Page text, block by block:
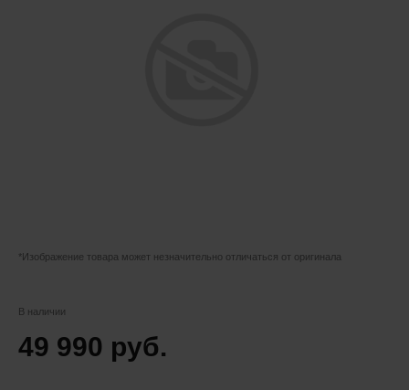
*Изображение товара может незначительно отличаться от оригинала
В наличии
49 990 руб.